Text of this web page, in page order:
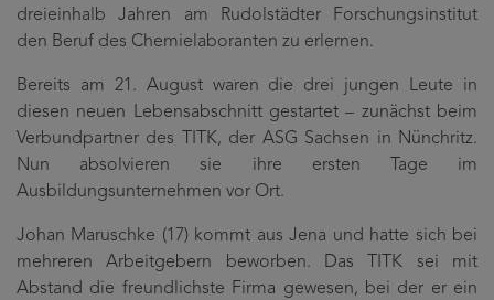
dreieinhalb Jahren am Rudolstädter Forschungsinstitut
den Beruf des Chemielaboranten zu erlernen.
Bereits am 21. August waren die drei jungen Leute in
diesen neuen Lebensabschnitt gestartet – zunächst beim
Verbundpartner des TITK, der ASG Sachsen in Nünchritz.
Nun absolvieren sie ihre ersten Tage im
Ausbildungsunternehmen vor Ort.
Johan Maruschke (17) kommt aus Jena und hatte sich bei
mehreren Arbeitgebern beworben. Das TITK sei mit
Abstand die freundlichste Firma gewesen, bei der er ein